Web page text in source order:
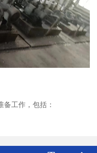
工作，包括：